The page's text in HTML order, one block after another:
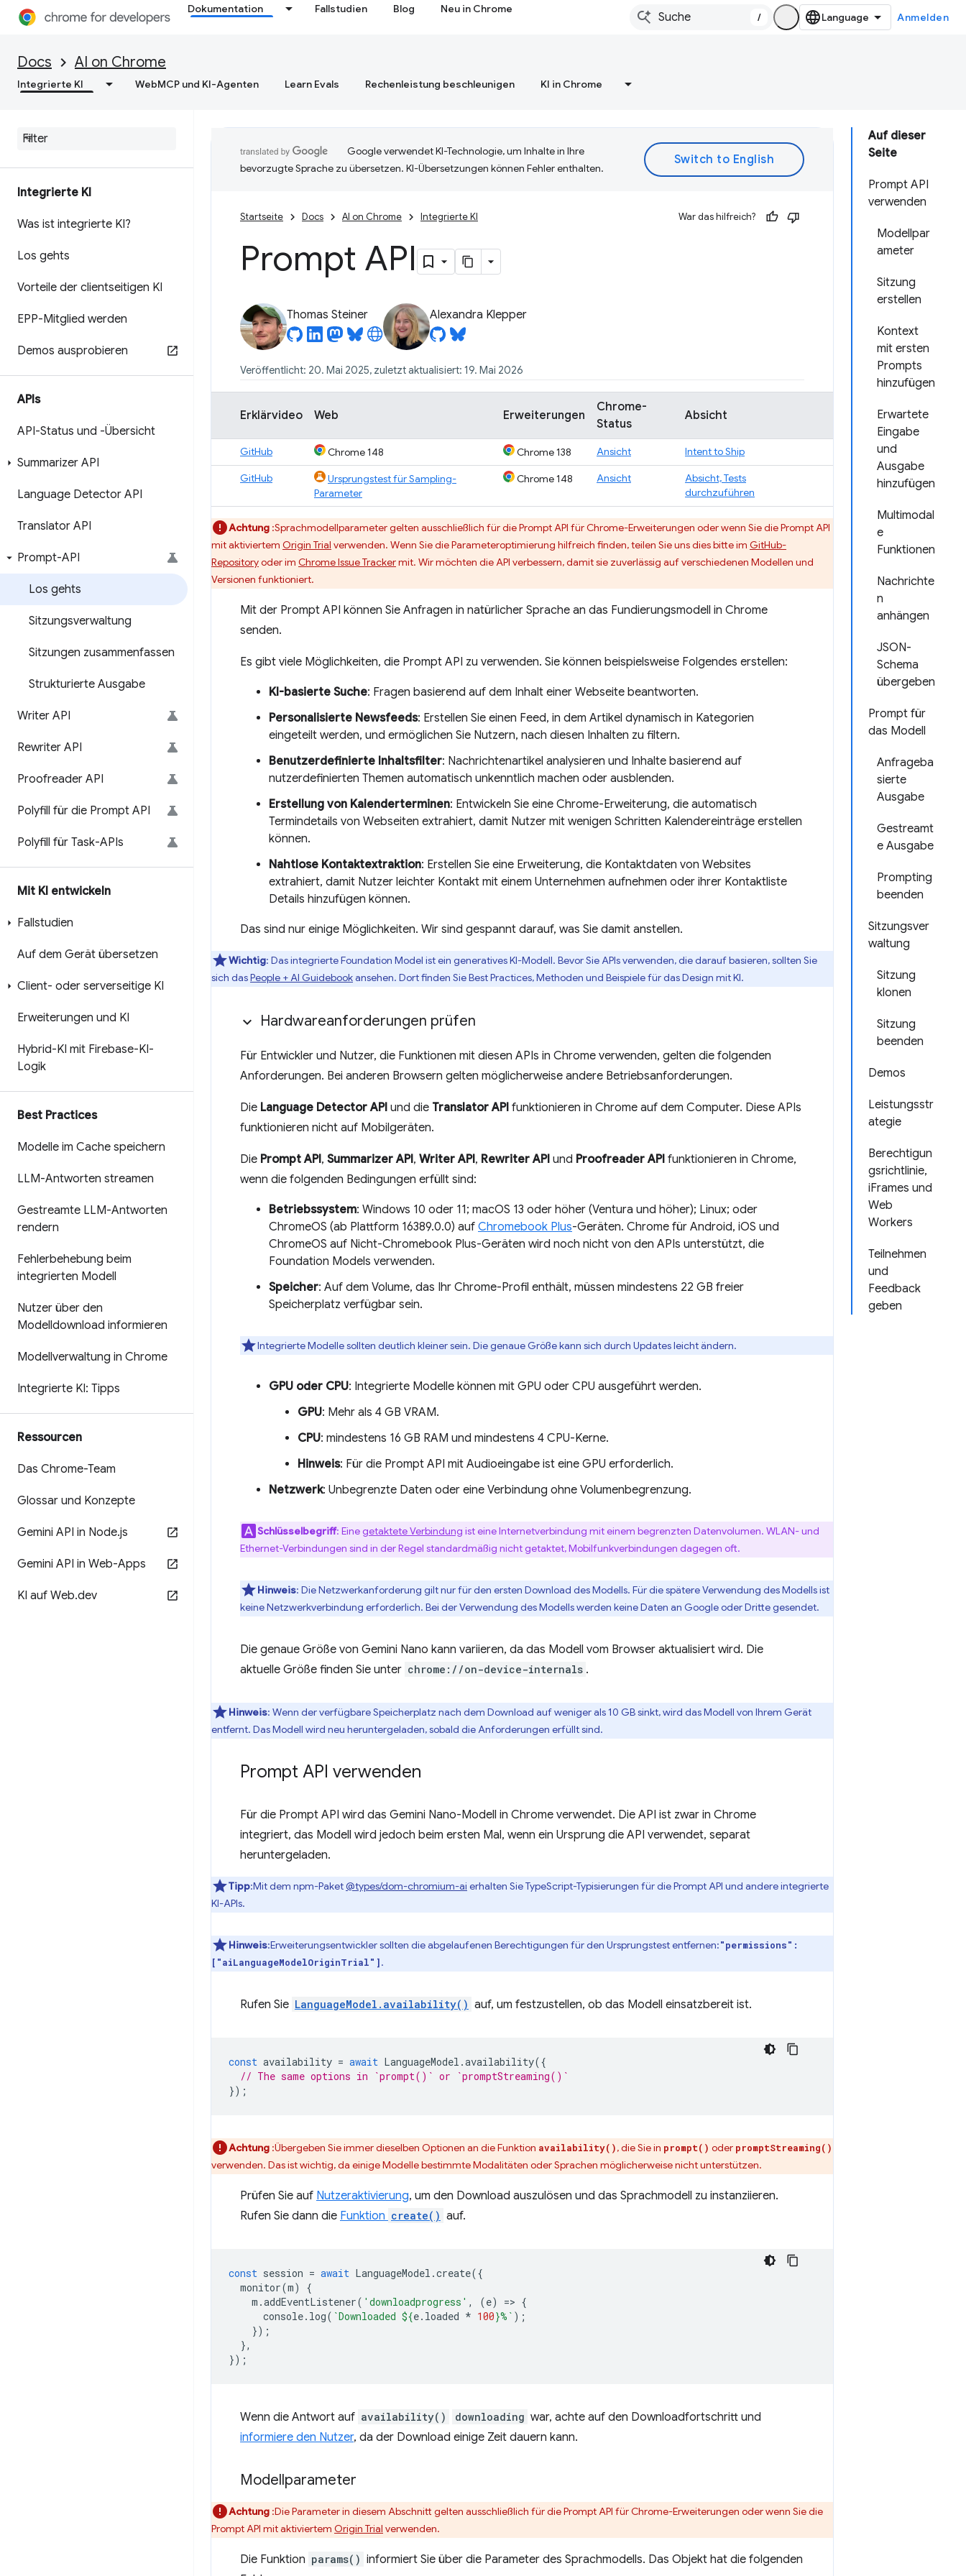
Dokumentation Fallstudien Blog Neu in Chrome
/ Anmelden
Docs AI on Chrome
Integrierte KI WebMCP und KI-Agenten Learn Evals Rechenleistung beschleunigen KI in Chrome
Integrierte KI
Was ist integrierte KI?
Los gehts
Vorteile der clientseitigen KI
EPP-Mitglied werden
Demos ausprobieren
APIs
API-Status und -Übersicht
Summarizer API
Language Detector API
Translator API
Prompt-API
Los gehts
Sitzungsverwaltung
Sitzungen zusammenfassen
Strukturierte Ausgabe
Writer API
Rewriter API
Proofreader API
Polyfill für die Prompt API
Polyfill für Task-APIs
Mit KI entwickeln
Fallstudien
Auf dem Gerät übersetzen
Client- oder serverseitige KI
Erweiterungen und KI
Hybrid-KI mit Firebase-KI-
Logik
Best Practices
Modelle im Cache speichern
LLM-Antworten streamen
Gestreamte LLM-Antworten
rendern
Fehlerbehebung beim
integrierten Modell
Nutzer über den
Modelldownload informieren
Modellverwaltung in Chrome
Integrierte KI: Tipps
Ressourcen
Das Chrome-Team
Glossar und Konzepte
Gemini API in Node.js
Gemini API in Web-Apps
KI auf Web.dev
Auf dieser
Seite
Prompt API
verwenden
Modellpar
ameter
Sitzung
erstellen
Kontext
mit ersten
Prompts
hinzufügen
Erwartete
Eingabe
und
Ausgabe
hinzufügen
Multimodal
e
Funktionen
Nachrichte
n
anhängen
JSON-
Schema
übergeben
Prompt für
das Modell
Anfrageba
sierte
Ausgabe
Gestreamt
e Ausgabe
Prompting
beenden
Sitzungsver
waltung
Sitzung
klonen
Sitzung
beenden
Demos
Leistungsstr
ategie
Berechtigun
gsrichtlinie,
iFrames und
Web
Workers
Teilnehmen
und
Feedback
geben
Google verwendet KI-Technologie, um Inhalte in Ihre
bevorzugte Sprache zu übersetzen. KI-Übersetzungen können Fehler enthalten.
Startseite Docs AI on Chrome Integrierte KI War das hilfreich?
Prompt API
Thomas Steiner Alexandra Klepper
Veröffentlicht: 20. Mai 2025, zuletzt aktualisiert: 19. Mai 2026
Erklärvideo Web Erweiterungen
Chrome-
Status
Absicht
GitHub Chrome 148 Chrome 138 Ansicht Intent to Ship
GitHub
Ursprungstest für Sampling-
Parameter
Chrome 148 Ansicht
Absicht, Tests
durchzuführen
Achtung :Sprachmodellparameter gelten ausschließlich für die Prompt API für Chrome-Erweiterungen oder wenn Sie die Prompt API
mit aktiviertem Origin Trial verwenden. Wenn Sie die Parameteroptimierung hilfreich finden, teilen Sie uns dies bitte im GitHub-
Repositoryoder im Chrome Issue Trackermit. Wir möchten die API verbessern, damit sie zuverlässig auf verschiedenen Modellen und
Versionen funktioniert.
Mit der Prompt API können Sie Anfragen in natürlicher Sprache an das Fundierungsmodell in Chrome
senden.
Es gibt viele Möglichkeiten, die Prompt API zu verwenden. Sie können beispielsweise Folgendes erstellen:
KI-basierte Suche: Fragen basierend auf dem Inhalt einer Webseite beantworten.
Personalisierte Newsfeeds: Erstellen Sie einen Feed, in dem Artikel dynamisch in Kategorien
eingeteilt werden, und ermöglichen Sie Nutzern, nach diesen Inhalten zu filtern.
Benutzerdefinierte Inhaltsfilter: Nachrichtenartikel analysieren und Inhalte basierend auf
nutzerdefinierten Themen automatisch unkenntlich machen oder ausblenden.
Erstellung von Kalenderterminen: Entwickeln Sie eine Chrome-Erweiterung, die automatisch
Termindetails von Webseiten extrahiert, damit Nutzer mit wenigen Schritten Kalendereinträge erstellen
können.
Nahtlose Kontaktextraktion: Erstellen Sie eine Erweiterung, die Kontaktdaten von Websites
extrahiert, damit Nutzer leichter Kontakt mit einem Unternehmen aufnehmen oder ihrer Kontaktliste
Details hinzufügen können.
Das sind nur einige Möglichkeiten. Wir sind gespannt darauf, was Sie damit anstellen.
Wichtig: Das integrierte Foundation Model ist ein generatives KI-Modell. Bevor Sie APIs verwenden, die darauf basieren, sollten Sie
sich dasPeople + AI Guidebookansehen. Dort finden Sie Best Practices, Methoden und Beispiele für das Design mit KI.
Hardwareanforderungen prüfen
Für Entwickler und Nutzer, die Funktionen mit diesen APIs in Chrome verwenden, gelten die folgenden
Anforderungen. Bei anderen Browsern gelten möglicherweise andere Betriebsanforderungen.
Die Language Detector API und die Translator API funktionieren in Chrome auf dem Computer. Diese APIs
funktionieren nicht auf Mobilgeräten.
Die Prompt API, Summarizer API, Writer API, Rewriter API und Proofreader API funktionieren in Chrome,
wenn die folgenden Bedingungen erfüllt sind:
Betriebssystem: Windows 10 oder 11; macOS 13 oder höher (Ventura und höher); Linux; oder
ChromeOS (ab Plattform 16389.0.0) auf Chromebook Plus-Geräten. Chrome für Android, iOS und
ChromeOS auf Nicht-Chromebook Plus-Geräten wird noch nicht von den APIs unterstützt, die
Foundation Models verwenden.
Speicher: Auf dem Volume, das Ihr Chrome-Profil enthält, müssen mindestens 22 GB freier
Speicherplatz verfügbar sein.
Integrierte Modelle sollten deutlich kleiner sein. Die genaue Größe kann sich durch Updates leicht ändern.
GPU oder CPU: Integrierte Modelle können mit GPU oder CPU ausgeführt werden.
GPU: Mehr als 4 GB VRAM.
CPU: mindestens 16 GB RAM und mindestens 4 CPU-Kerne.
Hinweis: Für die Prompt API mit Audioeingabe ist eine GPU erforderlich.
Netzwerk: Unbegrenzte Daten oder eine Verbindung ohne Volumenbegrenzung.
Schlüsselbegriff: Einegetaktete Verbindung ist eine Internetverbindung mit einem begrenzten Datenvolumen. WLAN- und
Ethernet-Verbindungen sind in der Regel standardmäßig nicht getaktet, Mobilfunkverbindungen dagegen oft.
Hinweis: Die Netzwerkanforderung gilt nur für den ersten Download des Modells. Für die spätere Verwendung des Modells ist
keine Netzwerkverbindung erforderlich. Bei der Verwendung des Modells werden keine Daten an Google oder Dritte gesendet.
Die genaue Größe von Gemini Nano kann variieren, da das Modell vom Browser aktualisiert wird. Die
aktuelle Größe finden Sie unter chrome://on-device-internals .
Hinweis: Wenn der verfügbare Speicherplatz nach dem Download auf weniger als 10 GB sinkt, wird das Modell von Ihrem Gerät
entfernt. Das Modell wird neu heruntergeladen, sobald die Anforderungen erfüllt sind.
Prompt API verwenden
Für die Prompt API wird das Gemini Nano-Modell in Chrome verwendet. Die API ist zwar in Chrome
integriert, das Modell wird jedoch beim ersten Mal, wenn ein Ursprung die API verwendet, separat
heruntergeladen.
Tipp:Mit dem npm-Paket@types/dom-chromium-ai erhalten Sie TypeScript-Typisierungen für die Prompt API und andere integrierte
KI-APIs.
Hinweis:Erweiterungsentwickler sollten die abgelaufenen Berechtigungen für den Ursprungstest entfernen:"permissions":
["aiLanguageModelOriginTrial"].
Rufen Sie LanguageModel.availability() auf, um festzustellen, ob das Modell einsatzbereit ist.
const availability = await LanguageModel .availability({
// The same options in `prompt()` or `promptStreaming()`
});
Achtung :Übergeben Sie immer dieselben Optionen an die Funktion availability(), die Sie in prompt() oder promptStreaming()
verwenden. Das ist wichtig, da einige Modelle bestimmte Modalitäten oder Sprachen möglicherweise nicht unterstützen.
Prüfen Sie auf Nutzeraktivierung, um den Download auszulösen und das Sprachmodell zu instanziieren.
Rufen Sie dann die Funktion create() auf.
const session = await LanguageModel .create({
monitor(m)
{
m .addEventListener( 'downloadprogress' , (e) => {
console. log( `Downloaded ${e. loaded * 100}%` );
});
},
});
Wenn die Antwort auf availability() downloading war, achte auf den Downloadfortschritt und
informiere den Nutzer, da der Download einige Zeit dauern kann.
Modellparameter
Achtung :Die Parameter in diesem Abschnitt gelten ausschließlich für die Prompt API für Chrome-Erweiterungen oder wenn Sie die
Prompt API mit aktiviertem Origin Trial verwenden.
Die Funktion params() informiert Sie über die Parameter des Sprachmodells. Das Objekt hat die folgenden